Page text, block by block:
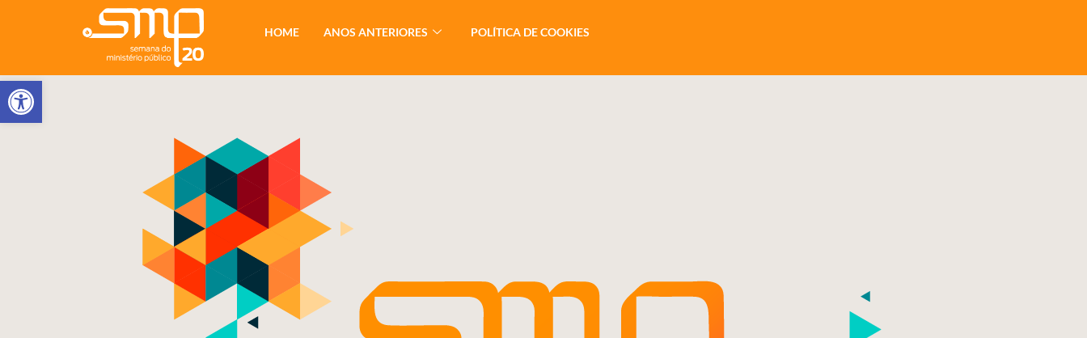
Abrir a barra de ferramentas
HOME ANOS ANTERIORES POLÍTICA DE COOKIES